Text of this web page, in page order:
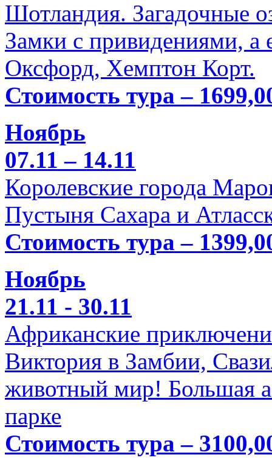
Шотландия. Загадочные
Замки с привидениями,
Оксфорд, Хемптон Корт.
Стоимость тура –
Ноябрь
07.11 – 14.11
Королевские города
Пустыня Сахара и
Стоимость тура –
Ноябрь
21.11 - 30.11
Африканские
Виктория в Замбии,
животный мир! Большая
парке
Стоимость тура –